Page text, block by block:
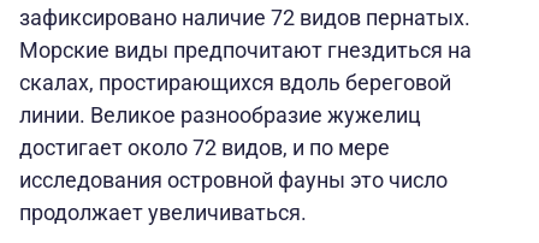
зафиксировано наличие 72 видов пернатых.
Морские виды предпочитают гнездиться на
скалах, простирающихся вдоль береговой
линии. Великое разнообразие жужелиц
достигает около 72 видов, и по мере
исследования островной фауны это число
продолжает увеличиваться.